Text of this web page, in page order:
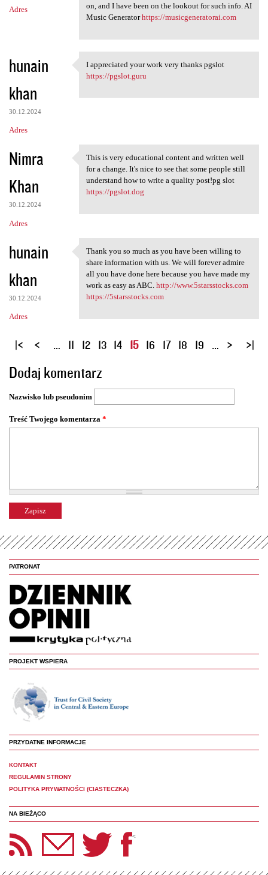
Adres
on, and I have been on the lookout for such info. AI
Music Generatorhttps://musicgeneratorai.com
hunain
khan
30.12.2024
Adres
I appreciated your work very
I appreciated your work very thanks pgslot
https://pgslot.guru
Nimra
Khan
30.12.2024
Adres
This is very educational
This is very educational content and written well
for a change. It's nice to see that some people still
understand how to write a quality post!pg slot
https://pgslot.dog
hunain
khan
30.12.2024
Adres
Thank you so much as you have
Thank you so much as you have been willing to
share information with us. We will forever admire
all you have done here because you have made my
work as easy as ABC. http://www.5starsstocks.com
https://5starsstocks.com
S
r
o
y
… 11 12 13 14 15 16 17 18 19 …
Dodaj komentarz
Nazwisko lub pseudonim
Treść Twojego komentarza *
PATRONAT
PROJEKT WSPIERA
PRZYDATNE INFORMACJE
KONTAKT
REGULAMIN STRONY
POLITYKA PRYWATNOŚCI (CIASTECZKA)
NA BIEŻĄCO
Panoptyka Facebook <